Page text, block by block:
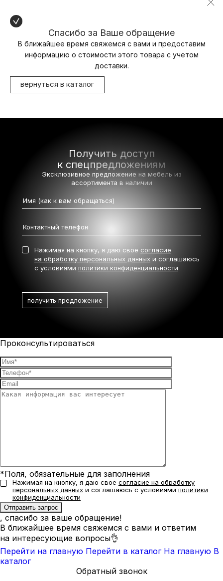
Спасибо за Ваше обращение
В ближайшее время свяжемся с вами и предоставим
информацию о стоимости этого товара с учетом
доставки.
вернуться в каталог
Получить доступ
к спецпредложениям
Эксклюзивное предложение на мебель из
ассортимента в наличии
Нажимая на кнопку, я даю свое согласие
на обработку персональных данных и соглашаюсь
с условиями политики конфиденциальности
Проконсультироваться
*Поля, обязательные для заполнения
Нажимая на кнопку, я даю свое согласие на обработку
персональных данных и соглашаюсь с условиями политики
конфиденциальности
, спасибо за ваше обращение!
В ближайшее время свяжемся с вами и ответим
на интересующие вопросы👌
Перейти на главную Перейти в каталог На главную В
каталог
Обратный звонок